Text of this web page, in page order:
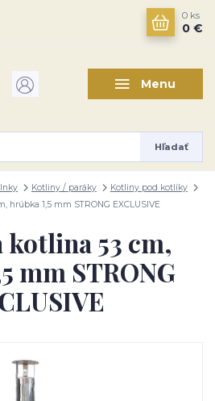
Menu
Hľadať
0 ks
0 €
Kotliny / paráky
Kotliny pod kotlíky
hrúbka 1,5 mm STRONG EXCLUSIVE
kotlina 53 cm,
mm STRONG